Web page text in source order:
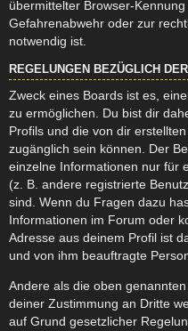
übermittelter Browser-
Gefahrenabwehr oder zur
notwendig ist.
REGELUNGEN BEZÜGLICH
Zweck eines Boards ist es,
zu ermöglichen. Du bist dir
Profils und die von dir
zugänglich sein können. Der
einzelne Informationen nur für
(z. B. andere registrierte
sind. Wenn du Fragen dazu
Informationen im Forum oder
Adresse aus deinem Profil ist
und von ihm beauftragte
Andere als die oben
deiner Zustimmung an Dritte
auf Grund gesetzlicher